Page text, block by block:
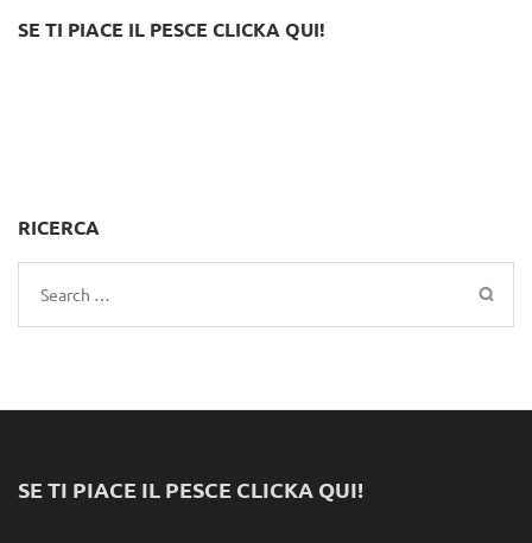
SE TI PIACE IL PESCE CLICKA QUI!
RICERCA
Search
for:
SE TI PIACE IL PESCE CLICKA QUI!